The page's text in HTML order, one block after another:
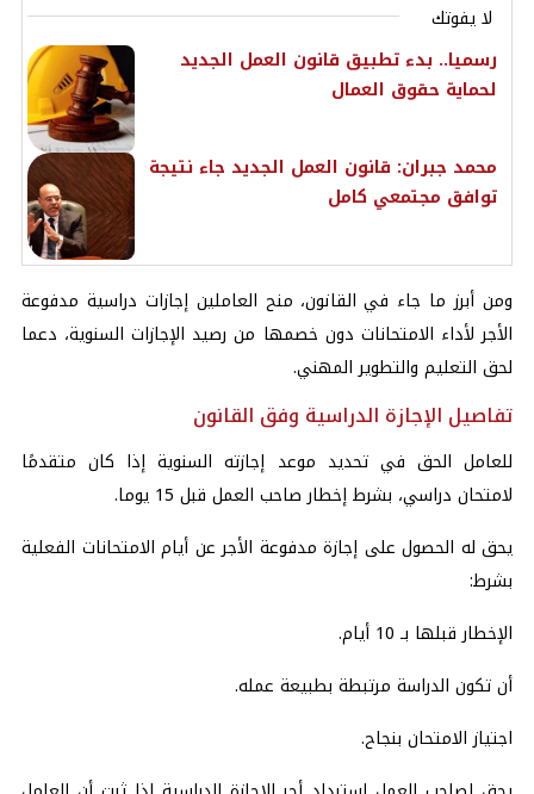
لا يفوتك
رسميا.. بدء تطبيق قانون العمل الجديد
لحماية حقوق العمال
محمد جبران: قانون العمل الجديد جاء نتيجة
توافق مجتمعي كامل
ومن أبرز ما جاء في القانون، منح العاملين إجازات دراسية مدفوعة
الأجر لأداء الامتحانات دون خصمها من رصيد الإجازات السنوية، دعما
لحق التعليم والتطوير المهني.
تفاصيل الإجازة الدراسية وفق القانون
للعامل الحق في تحديد موعد إجازته السنوية إذا كان متقدمًا
لامتحان دراسي، بشرط إخطار صاحب العمل قبل 15 يوما.
يحق له الحصول على إجازة مدفوعة الأجر عن أيام الامتحانات الفعلية
بشرط:
الإخطار قبلها بـ 10 أيام.
أن تكون الدراسة مرتبطة بطبيعة عمله.
اجتياز الامتحان بنجاح.